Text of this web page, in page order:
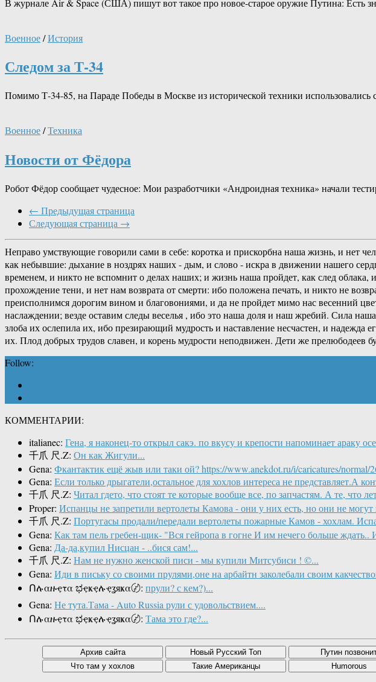
Военное/История
Следом за Т-34
Помимо Т-34-85, на Параде Победы в Москве из исторической техники
Военное/Техника
Новости от Фёдора
Робот Фёдор сообщает чудесное: Мои разработчики «Андроидная техника» начали
← Предыдущая страница
Следующая страница →
Неправо умствующие говорили сами в себе: коротка и прискорбна наша жизнь, и нет
как небывшие: дыхание в ноздрях наших - дым, и слово - искра в движении нашего
временем, и никто не вспомнит о делах наших; и жизнь наша пройдет, как след
прохождение тени, и нет нам возврата от смерти: ибо положена печать, и никто не
преисполнимся дорогим вином и благовониями, и да не пройдет мимо нас весенний
наслаждении; везде оставим следы веселья , ибо это наша доля и наш жребий. Сила
злоба их ослепила их, ибо презирающий мудрость и наставление несчастен, и
их. Плод добрых трудов славен, и корень мудрости неподвижен. Дети же прелюбодеев
Follow:
КОММЕНТАРИИ:
italianec: Гена, я наконец-то открыл сакэ. по вкусу и крепости напоминает араку
千爪 尺.Z: Он как Жигули...
Gena: Фкантактик ещё жыв или таки ой? https://www.anekdot.ru/i/caricatures/normal/
Gena: Если только дрыгатели,остальное для хохлов интереса не представляет.А
千爪 尺.Z: Читал гдето, что стоят те которые вообще все, по запчастям. А те, что
Proper: Испанцы не запретили вертолеты Камова - они у них есть, но они не могут
千爪 尺.Z: Португасы продали/передали вертолеты пожарные Камов - хохлам.
Gena: Как там пель гребен-щик- "Вся гейропа в гогне И им нечего больше ждать..
Gena: Да-да,купил Нисцан - ..бися сам!...
千爪 尺.Z: Нам не нужно женской писи - мы купили Митсубиси ! ©...
Gena: Иди в письку со своими прулями,оне на арбайтн заколебали своим
Ոሉαዙҿτα ಭҿҝҿሉҿʓяҝα〄: прули? с кем?)...
Gena: Не тута.Тама - Auto Russia рули с удовольствием....
Ոሉαዙҿτα ಭҿҝҿሉҿʓяҝα〄: Тама это где?...